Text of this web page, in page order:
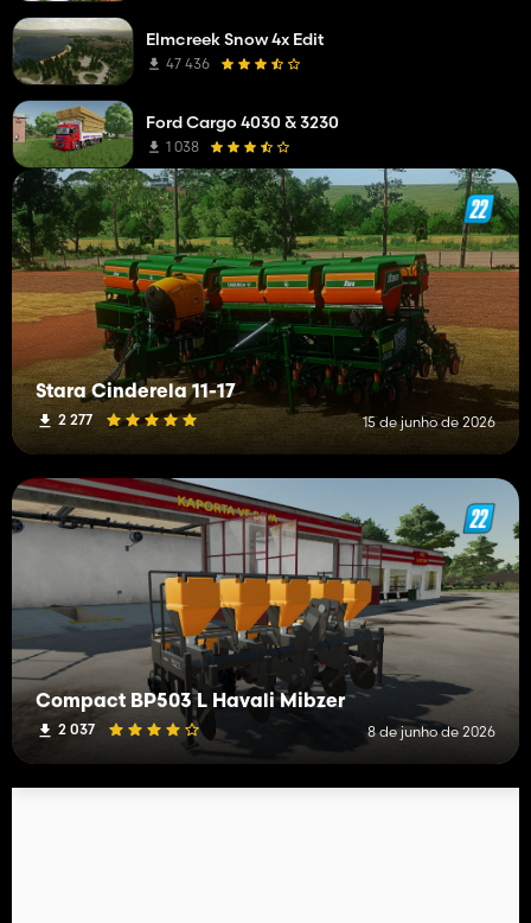
Stara Cinderela 11-17
2 277 15 de junho de 2026
Compact BP503 L Havali Mibzer
2 037 8 de junho de 2026
Elmcreek Snow 4x Edit
47 436
Ford Cargo 4030 & 3230
1 038